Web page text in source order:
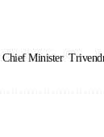
Chief Minister